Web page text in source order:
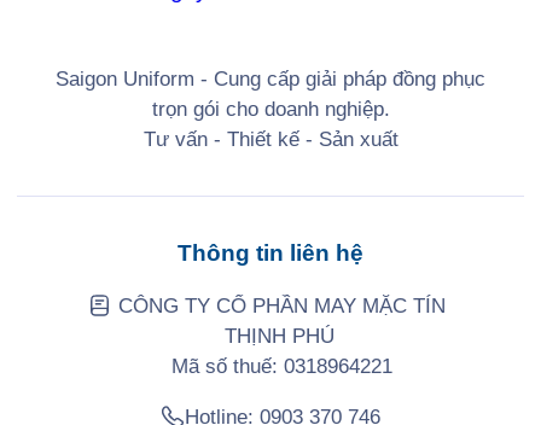
Saigon Uniform - Cung cấp giải pháp đồng phục
trọn gói cho doanh nghiệp.
Tư vấn - Thiết kế - Sản xuất
Thông tin liên hệ
CÔNG TY CỔ PHẦN MAY MẶC TÍN
THỊNH PHÚ
Mã số thuế: 0318964221
Hotline: 0903 370 746